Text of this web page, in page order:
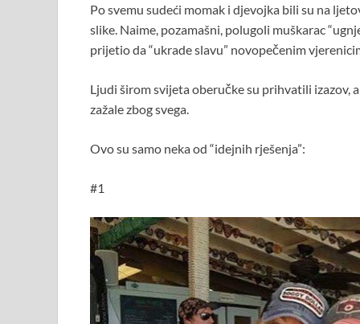
Po svemu sudeći momak i djevojka bili su na
slike. Naime, pozamašni, polugoli muškarac
prijetio da “ukrade slavu” novopečenim
Ljudi širom svijeta oberučke su prihvatili izazov,
zažale zbog svega.
Ovo su samo neka od “idejnih rješenja”:
#1